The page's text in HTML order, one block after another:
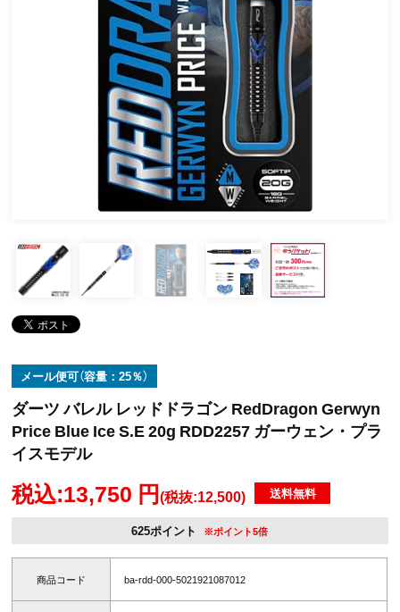
メール便可（容量：25％）
ダーツ バレル レッドドラゴン RedDragon Gerwyn
Price Blue Ice S.E 20g RDD2257 ガーウェン・プラ
イスモデル
税込:13,750 円(税抜:12,500) 送料無料
625ポイント ※ポイント5倍
商品コード ba-rdd-000-5021921087012